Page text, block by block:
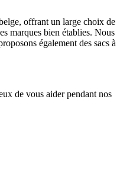
offrant un large choix de
marques bien établies. Nous
également des sacs à
de vous aider pendant nos